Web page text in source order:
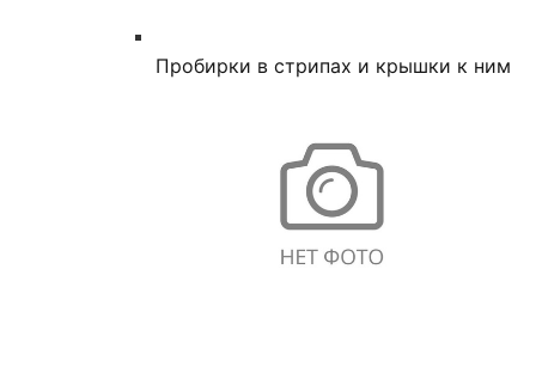
Пробирки в стрипах и крышки к ним